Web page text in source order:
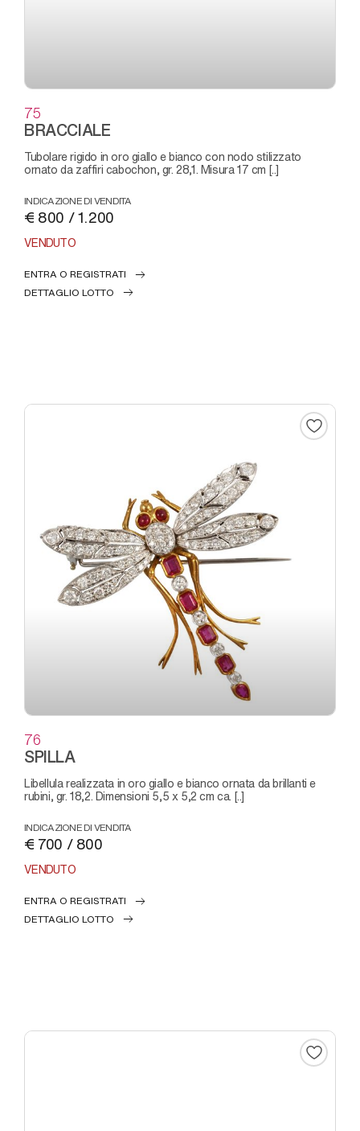
75
BRACCIALE
tubolare rigido in oro giallo e bianco con nodo stilizzato
ornato da zaffiri cabochon, gr. 28,1. Misura 17 cm [..]
INDICAZIONE DI VENDITA
€ 800 / 1.200
VENDUTO
ENTRA O REGISTRATI
DETTAGLIO LOTTO
76
SPILLA
libellula realizzata in oro giallo e bianco ornata da brillanti e
rubini, gr. 18,2. Dimensioni 5,5 x 5,2 cm ca. [..]
INDICAZIONE DI VENDITA
€ 700 / 800
VENDUTO
ENTRA O REGISTRATI
DETTAGLIO LOTTO